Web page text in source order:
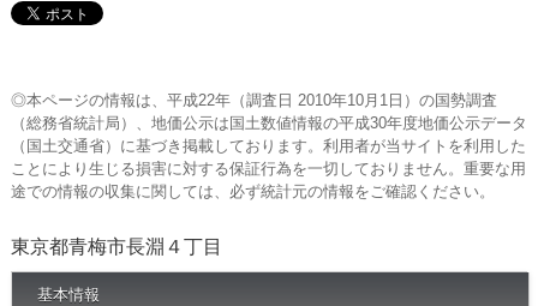
◎本ページの情報は、平成22年（調査日 2010年10月1日）の国勢調査
（総務省統計局）、地価公示は国土数値情報の平成30年度地価公示データ
（国土交通省）に基づき掲載しております。利用者が当サイトを利用した
ことにより生じる損害に対する保証行為を一切しておりません。重要な用
途での情報の収集に関しては、必ず統計元の情報をご確認ください。
東京都青梅市長淵４丁目
基本情報